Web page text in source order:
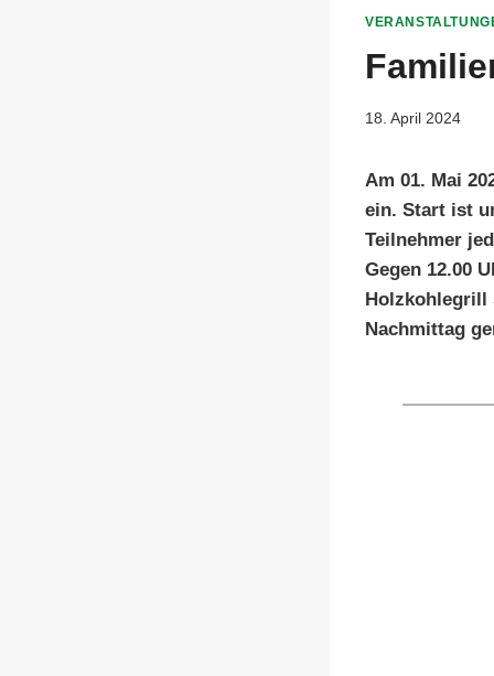
18. April 2024
Am 01. Mai
ein. Start ist
Teilnehmer
Gegen 12.00
Holzkohlegrill
Nachmittag